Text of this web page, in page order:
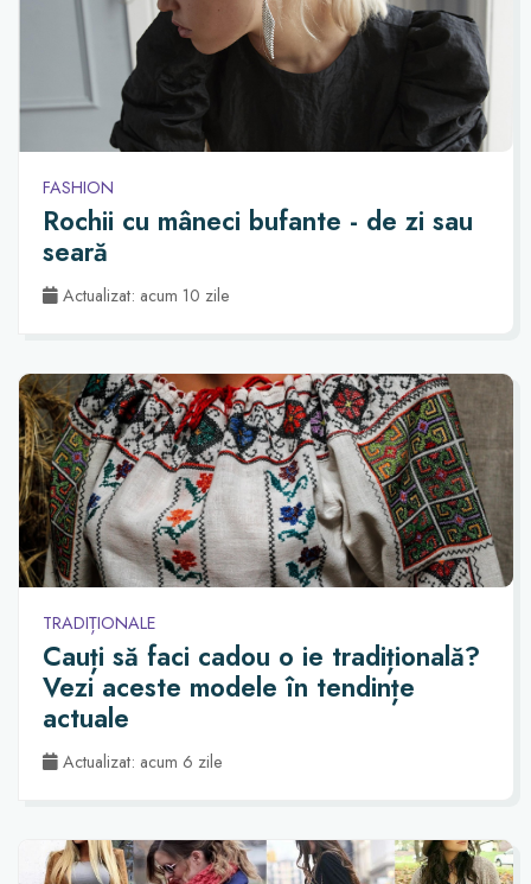
FASHION
Rochii cu mâneci bufante - de zi sau
seară
Actualizat: acum 10 zile
TRADIȚIONALE
Cauți să faci cadou o ie tradițională?
Vezi aceste modele în tendințe
actuale
Actualizat: acum 6 zile